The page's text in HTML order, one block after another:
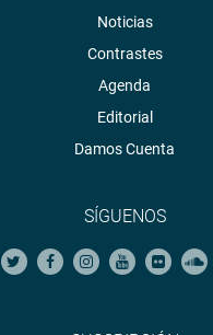
Noticias
Contrastes
Agenda
Editorial
Damos Cuenta
SÍGUENOS